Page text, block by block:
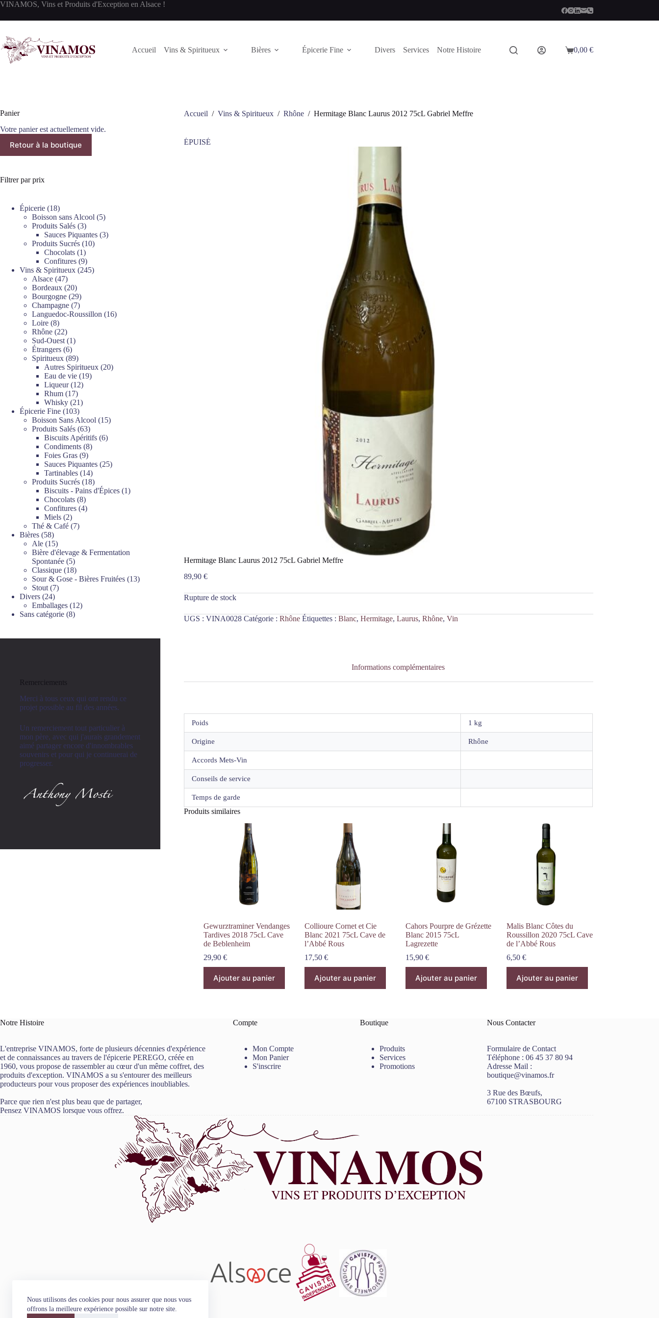
Passer
contenu
Nous utilisons des cookies pour nous assurer que nous vous
offrons la meilleure expérience possible sur notre site.
VINAMOS, Vins et Produits d'Exception en Alsace !
Accueil Vins & Spiritueux Bières Épicerie Fine Divers Services Notre Histoire
Panier
0,00 €
Accueil / Vins & Spiritueux / Rhône / Hermitage Blanc Laurus 2012 75cL Gabriel Meffre
ÉPUISÉ
Hermitage Blanc Laurus 2012 75cL Gabriel Meffre
89,90 €
Rupture de stock
UGS : VINA0028 Catégorie : Rhône Étiquettes : Blanc, Hermitage, Laurus, Rhône, Vin
Informations complémentaires
Poids 1 kg
Origine Rhône
Accords Mets-Vin
Conseils de service
Temps de garde
Produits similaires
Gewurztraminer Vendanges
Tardives 2018 75cL Cave
de Beblenheim
29,90 €
Ajouter au panier
Collioure Cornet et Cie
Blanc 2021 75cL Cave de
l’Abbé Rous
17,50€
Ajouter au panier
Cahors Pourpre de Grézette
Blanc 2015 75cL
Lagrezette
15,90€
Ajouter au panier
Malis Blanc Côtes du
Roussillon 2020 75cL Cave
de l’Abbé Rous
6,50€
Ajouter au panier
Panier
Votre panier est actuellement vide.
Retour à la boutique
Filtrer par prix
Épicerie 1818
produits
Boisson sans Alcool 55
Produits Salés 33
produits
Sauces Piquantes 33
Produits Sucrés 1010
Chocolats 11
produit
Confitures 99
produits
Vins & Spiritueux 245245
Alsace 4747
produits
Bordeaux 2020
produits
Bourgogne 2929
produits
Champagne 77
produits
Languedoc-Roussillon 1616
Loire 88
produits
Rhône 2222
produits
Sud-Ouest 11
Étrangers 66
produits
Spiritueux 8989
produits
Autres Spiritueux 2020
Eau de vie 1919
Liqueur 1212
Rhum 1717
produits
Whisky 2121
Épicerie Fine 103103
produits
Boisson Sans Alcool 1515
Produits Salés 6363
produits
Biscuits Apéritifs 66
Condiments 88
Foies Gras 99
produits
Sauces Piquantes 2525
Tartinables 1414
produits
Produits Sucrés 1818
produits
Biscuits - Pains d'Épices 11
Chocolats 88
produits
Confitures 44
Miels 22
produits
Thé & Café 77
Bières 5858
produits
Ale 1515
produits
Bière d'élevage & Fermentation
Spontanée 55
produits
Classique 1818
produits
Sour & Gose - Bières Fruitées 1313
Stout 77
Divers 2424
produits
Emballages 1212
Sans catégorie 88
Remerciements
Merci à tous ceux qui ont rendu ce
projet possible au fil des années.
Un remerciement tout particulier à
mon père, avec qui j'aurais grandement
aimé partager encore d'innombrables
souvenirs et pour qui je continuerai de
progresser.
Notre Histoire
L'entreprise VINAMOS, forte de plusieurs décennies d'expérience
et de connaissances au travers de l'épicerie PEREGO, créée en
1960, vous propose de rassembler au cœur d'un même coffret, des
produits d'exception. VINAMOS a su s'entourer des meilleurs
producteurs pour vous proposer des expériences inoubliables.
Parce que rien n'est plus beau que de partager,
Pensez VINAMOS lorsque vous offrez.
Compte
Mon Compte
Mon Panier
S'inscrire
Boutique
Produits
Services
Promotions
Nous Contacter
Formulaire de Contact
Téléphone :06 45 37 80 94
Adresse Mail :
boutique@vinamos.fr
3 Rue des Bœufs,
67100 STRASBOURG